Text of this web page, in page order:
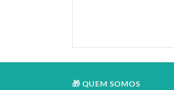
🎁 QUEM SOMOS